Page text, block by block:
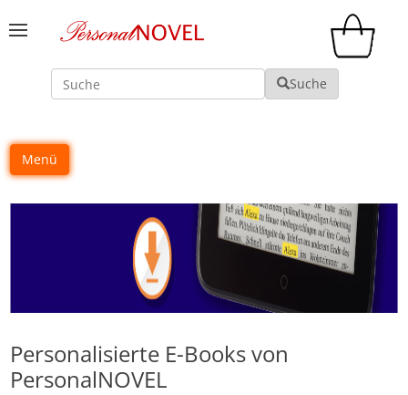
Suche Suche
Menü
Personalisierte E-Books von
PersonalNOVEL